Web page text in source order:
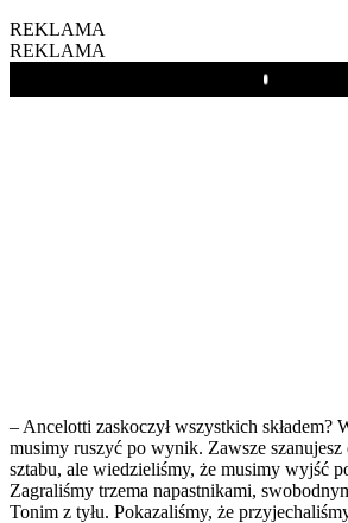
REKLAMA
REKLAMA
Play
– Ancelotti zaskoczył wszystkich składem?
musimy ruszyć po wynik. Zawsze szanujesz
sztabu, ale wiedzieliśmy, że musimy wyjść
Zagraliśmy trzema napastnikami,
Tonim z tyłu. Pokazaliśmy, że